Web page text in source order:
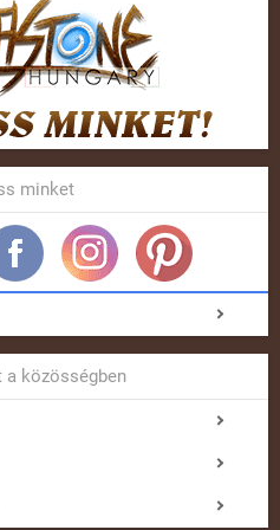
minket
a közösségben